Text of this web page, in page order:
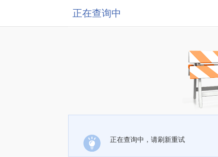
正在查询中
正在查询中，请刷新重试